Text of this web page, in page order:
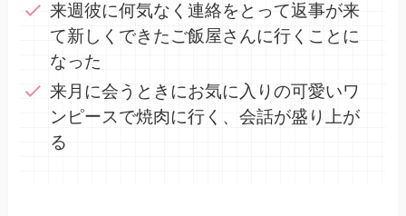
来週彼に何気なく連絡をとって返事が来
て新しくできたご飯屋さんに行くことに
なった
来月に会うときにお気に入りの可愛いワ
ンピースで焼肉に行く、会話が盛り上が
る